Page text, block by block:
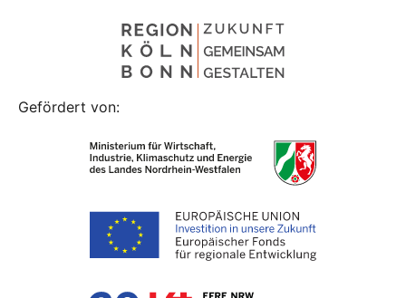
Gefördert von: